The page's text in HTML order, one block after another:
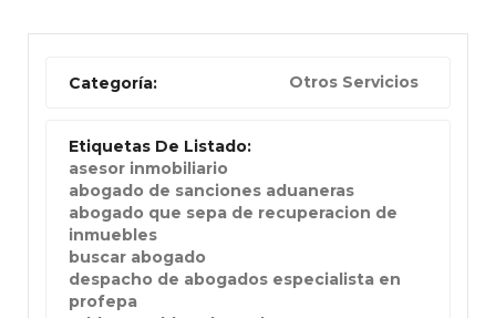
Categoría: Otros Servicios
Etiquetas De Listado:
asesor inmobiliario
abogado de sanciones aduaneras
abogado que sepa de recuperacion de
inmuebles
buscar abogado
despacho de abogados especialista en
profepa